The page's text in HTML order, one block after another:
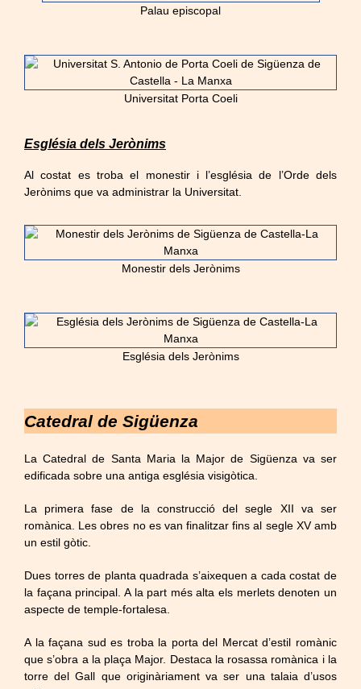
Palau episcopal
Universitat Porta Coeli
Església dels Jerònims
Al costat es troba el monestir i l’església de l’Orde dels
Jerònims que va administrar la Universitat.
Monestir dels Jerònims
Església dels Jerònims
Catedral de Sigüenza
La Catedral de Santa Maria la Major de Sigüenza va ser
edificada sobre una antiga església visigòtica.
La primera fase de la construcció del segle XII va ser
romànica. Les obres no es van finalitzar fins al segle XV amb
un estil gòtic.
Dues torres de planta quadrada s’aixequen a cada costat de
la façana principal. A la part més alta els merlets denoten un
aspecte de temple-fortalesa.
A la façana sud es troba la porta del Mercat d’estil romànic
que s’obra a la plaça Major. Destaca la rosassa romànica i la
torre del Gall que originàriament va ser una talaia d’usos